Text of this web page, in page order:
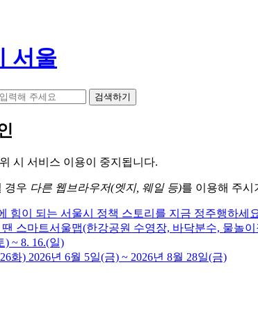
서울
검색하기
시 서비스 이용이 중지됩니다.
경우 다른 웹브라우저(엣지, 웨일 등)를 이용해 주시